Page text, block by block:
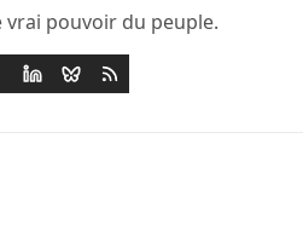
vrai pouvoir du peuple.